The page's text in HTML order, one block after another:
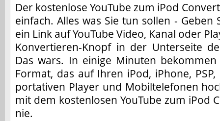
Der kostenlose YouTube zum iPod
einfach. Alles was Sie tun sollen -
ein Link auf YouTube Video, Kanal oder
Konvertieren-Knopf in der Unterseite
Das wars. In einige Minuten
Format, das auf Ihren iPod, iPhone,
portativen Player und Mobiltelefonen
mit dem kostenlosen YouTube zum iPod
nie.